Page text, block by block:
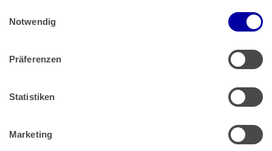
Impressum
Notwendig
Präferenzen
Statistiken
Marketing
Muster Widerrufsformular (PDF)
Barrierefreiheit